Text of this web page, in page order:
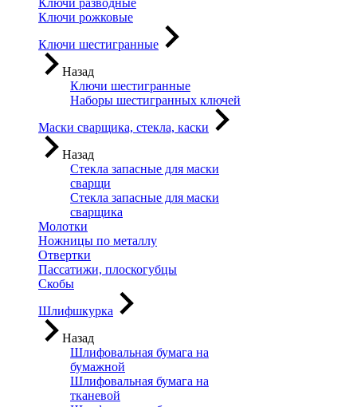
Ключи разводные
Ключи рожковые
Ключи шестигранные
Назад
Ключи шестигранные
Наборы шестигранных ключей
Маски сварщика, стекла, каски
Назад
Стекла запасные для маски
сварщи
Стекла запасные для маски
сварщика
Молотки
Ножницы по металлу
Отвертки
Пассатижи, плоскогубцы
Скобы
Шлифшкурка
Назад
Шлифовальная бумага на
бумажной
Шлифовальная бумага на
тканевой